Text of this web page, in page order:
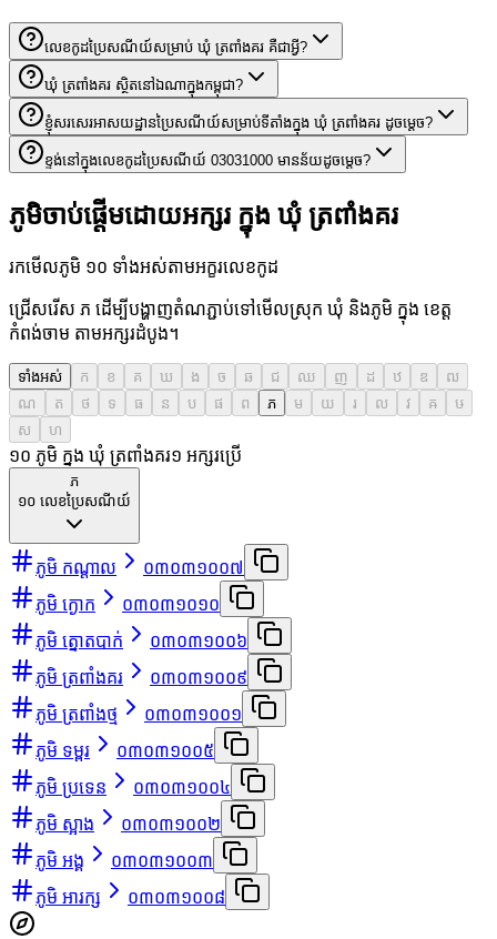
លេខកូដប្រៃសណីយ៍សម្រាប់ ឃុំ ត្រពាំងគរ គឺជាអ្វី?
ឃុំ ត្រពាំងគរ ស្ថិតនៅឯណាក្នុងកម្ពុជា?
ខ្ញុំសរសេរអាសយដ្ឋានប្រៃសណីយ៍សម្រាប់ទីតាំងក្នុង ឃុំ ត្រពាំងគរ ដូចម្តេច?
ខ្ទង់នៅក្នុងលេខកូដប្រៃសណីយ៍ 03031000 មានន័យដូចម្តេច?
ភូមិចាប់ផ្តើមដោយអក្សរ ក្នុង ឃុំ ត្រពាំងគរ
រកមើលភូមិ ១០ ទាំងអស់តាមអក្ខរលេខកូដ
ជ្រើសរើស ភ ដើម្បីបង្ហាញតំណភ្ជាប់ទៅមើលស្រុក ឃុំ និងភូមិ ក្នុង ខេត្ត
កំពង់ចាម តាមអក្សរដំបូង។
ទាំងអស់ ក ខ គ ឃ ង ច ឆ ជ ឈ ញ ដ ឋ ឌ
ឍ
ណ
ត ថ ទ ធ ន ប ផ ព ភ ម យ រ ល វ ឝ
ឞ
ស
ហ
១០ ភូមិ ក្នុង ឃុំ ត្រពាំងគរ១ អក្សរប្រើ
ភ
១០ លេខប្រៃសណីយ៍
ភូមិ កណ្ដាល
០៣០៣១០០៧
ភូមិ ក្ងោក
០៣០៣១០១០
ភូមិ ត្នោតបាក់
០៣០៣១០០៦
ភូមិ ត្រពាំងគរ
០៣០៣១០០៩
ភូមិ ត្រពាំងថ្ម
០៣០៣១០០១
ភូមិ ទម្ពរ
០៣០៣១០០៥
ភូមិ ប្រទេន
០៣០៣១០០៤
ភូមិ ស្អាង
០៣០៣១០០២
ភូមិ អង្គ
០៣០៣១០០៣
ភូមិ អារក្ស
០៣០៣១០០៨